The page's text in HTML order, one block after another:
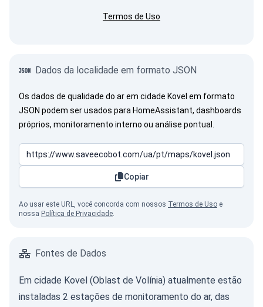
Termos de Uso
Dados da localidade em formato JSON
Os dados de qualidade do ar em cidade Kovel em formato
JSON podem ser usados para HomeAssistant, dashboards
próprios, monitoramento interno ou análise pontual.
Copiar
Ao usar este URL, você concorda com nossos Termos de Uso e
nossa Política de Privacidade.
Fontes de Dados
Em cidade Kovel (Oblast de Volínia) atualmente estão
instaladas 2 estações de monitoramento do ar, das